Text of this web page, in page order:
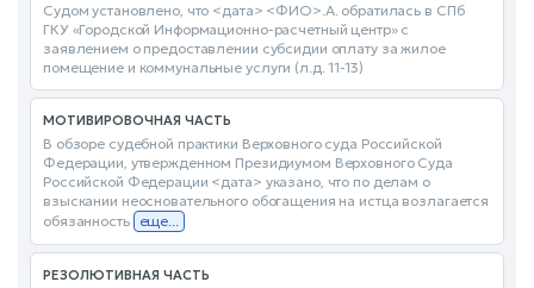
Судом установлено, что <дата> <ФИО>.А. обратилась в СПб
ГКУ «Городской Информационно-расчетный центр» с
заявлением о предоставлении субсидии оплату за жилое
помещение и коммунальные услуги (л.д. 11-13)
МОТИВИРОВОЧНАЯ ЧАСТЬ
В обзоре судебной практики Верховного суда Российской
Федерации, утвержденном Президиумом Верховного Суда
Российской Федерации <дата> указано, что по делам о
взыскании неосновательного обогащения на истца возлагается
обязанность еще...
РЕЗОЛЮТИВНАЯ ЧАСТЬ